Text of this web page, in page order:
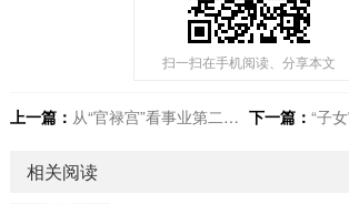
扫一扫在手机阅读、分享本文
上一篇： 从“官禄宫”看事业第二曲线：中年转型的命盘信号与潜在领域 下一篇： “子女宫”的现代
相关阅读